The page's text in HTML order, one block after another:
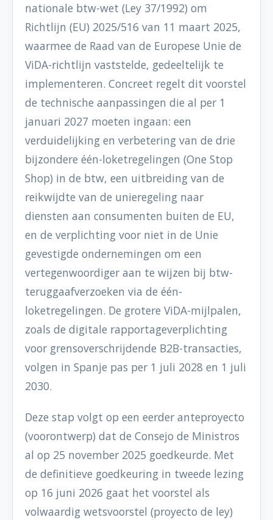
nationale btw-wet (Ley 37/1992) om
Richtlijn (EU) 2025/516 van 11 maart 2025,
waarmee de Raad van de Europese Unie de
ViDA-richtlijn vaststelde, gedeeltelijk te
implementeren. Concreet regelt dit voorstel
de technische aanpassingen die al per 1
januari 2027 moeten ingaan: een
verduidelijking en verbetering van de drie
bijzondere één-loketregelingen (One Stop
Shop) in de btw, een uitbreiding van de
reikwijdte van de unieregeling naar
diensten aan consumenten buiten de EU,
en de verplichting voor niet in de Unie
gevestigde ondernemingen om een
vertegenwoordiger aan te wijzen bij btw-
teruggaafverzoeken via de één-
loketregelingen. De grotere ViDA-mijlpalen,
zoals de digitale rapportageverplichting
voor grensoverschrijdende B2B-transacties,
volgen in Spanje pas per 1 juli 2028 en 1 juli
2030.
Deze stap volgt op een eerder anteproyecto
(voorontwerp) dat de Consejo de Ministros
al op 25 november 2025 goedkeurde. Met
de definitieve goedkeuring in tweede lezing
op 16 juni 2026 gaat het voorstel als
volwaardig wetsvoorstel (proyecto de ley)